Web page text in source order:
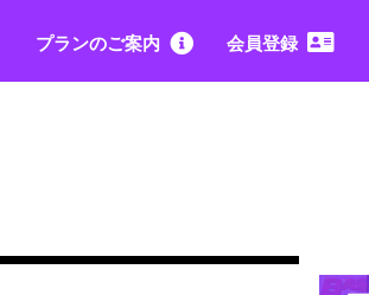
プランのご案内 会員登録